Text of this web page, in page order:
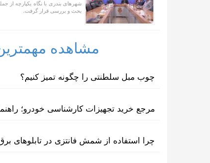
شهر‌های بندری با نگاه یکپارچه از
بحث و بررسی قرار گرفت.
مشاهده
چوب مبل سلطنتی را چگونه تمیز کنیم؟
مرجع خرید تجهیزات کارشناسی خودرو؛
چرا استفاده از شمش فانتزی در تابلوهای